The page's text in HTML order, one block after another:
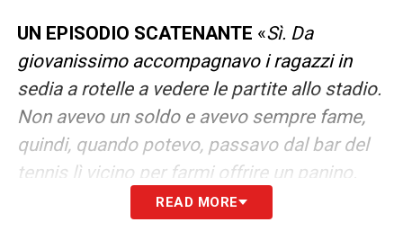
UN EPISODIO SCATENANTE «Sì. Da
giovanissimo accompagnavo i ragazzi in
sedia a rotelle a vedere le partite allo stadio.
Non avevo un soldo e avevo sempre fame,
quindi, quando potevo, passavo dal bar del
tennis lì vicino per farmi offrire un panino.
Un giorno accompagnai un ragazzo laziale
READ MORE